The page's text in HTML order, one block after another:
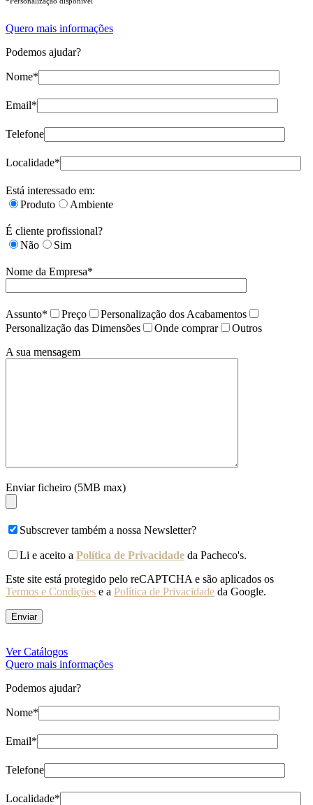
Quero mais informações
Podemos ajudar?
Nome*
Email*
Telefone
Localidade*
Está interessado em:
Produto
Ambiente
É cliente profissional?
Não
Sim
Nome da Empresa*
Assunto* Preço
Personalização dos Acabamentos
Personalização das Dimensões
Onde comprar
Outros
A sua mensagem
Enviar ficheiro (5MB max)
Subscrever também a nossa Newsletter?
Li e aceito a Política de Privacidade da Pacheco's.
Este site está protegido pelo reCAPTCHA e são aplicados os
Termos e Condições e a Política de Privacidade da Google.
Ver Catálogos
Quero mais informações
Podemos ajudar?
Nome*
Email*
Telefone
Localidade*